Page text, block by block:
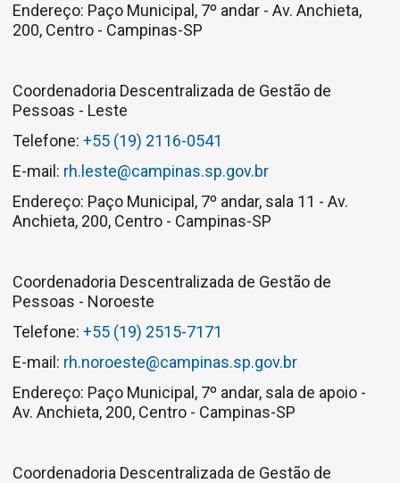
Endereço: Paço Municipal, 7º andar - Av. Anchieta,
200, Centro - Campinas-SP
Coordenadoria Descentralizada de Gestão de
Pessoas - Leste
Telefone: +55 (19) 2116-0541
E-mail: rh.leste@campinas.sp.gov.br
Endereço: Paço Municipal, 7º andar, sala 11 - Av.
Anchieta, 200, Centro - Campinas-SP
Coordenadoria Descentralizada de Gestão de
Pessoas - Noroeste
Telefone: +55 (19) 2515-7171
E-mail: rh.noroeste@campinas.sp.gov.br
Endereço: Paço Municipal, 7º andar, sala de apoio -
Av. Anchieta, 200, Centro - Campinas-SP
Coordenadoria Descentralizada de Gestão de